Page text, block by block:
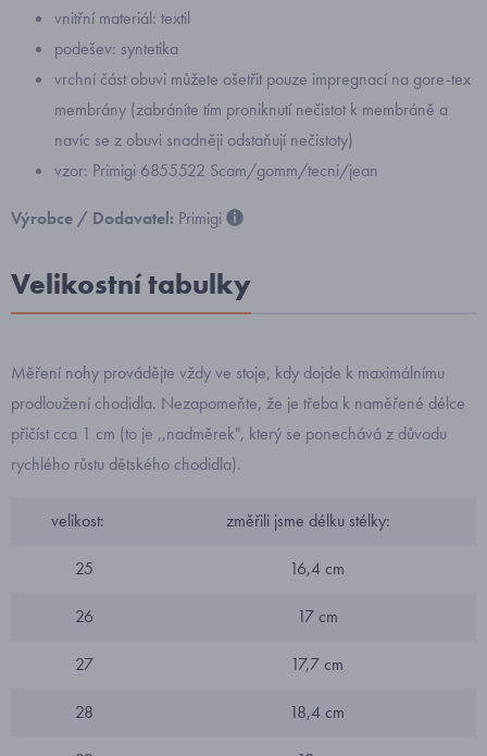
vnitřní materiál: textil
podešev: syntetika
vrchní část obuvi můžete ošetřit pouze impregnací na gore-tex
membrány (zabráníte tím proniknutí nečistot k membráně a
navíc se z obuvi snadněji odstaňují nečistoty)
vzor: Primigi 6855522 Scam/gomm/tecni/jean
Výrobce / Dodavatel: Primigi
Velikostní tabulky
Měření nohy provádějte vždy ve stoje, kdy dojde k maximálnímu
prodloužení chodidla. Nezapomeňte, že je třeba k naměřené délce
přičíst cca 1 cm (to je ,,nadměrek", který se ponechává z důvodu
rychlého růstu dětského chodidla).
velikost: změřili jsme délku stélky:
25 16,4 cm
26 17 cm
27 17,7 cm
28 18,4 cm